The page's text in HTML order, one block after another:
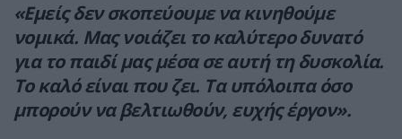
«Εμείς δεν σκοπεύουμε να κινηθούμε
νομικά. Μας νοιάζει το καλύτερο δυνατό
για το παιδί μας μέσα σε αυτή τη δυσκολία.
Το καλό είναι που ζει. Τα υπόλοιπα όσο
μπορούν να βελτιωθούν, ευχής έργον».